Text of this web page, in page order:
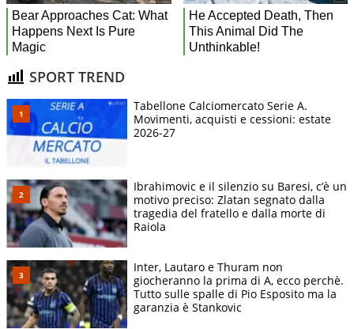
SPORT TREND
Tabellone Calciomercato Serie A.
Movimenti, acquisti e cessioni: estate
2026-27
Ibrahimovic e il silenzio su Baresi, c’è un
motivo preciso: Zlatan segnato dalla
tragedia del fratello e dalla morte di
Raiola
Inter, Lautaro e Thuram non
giocheranno la prima di A, ecco perchè.
Tutto sulle spalle di Pio Esposito ma la
garanzia è Stankovic